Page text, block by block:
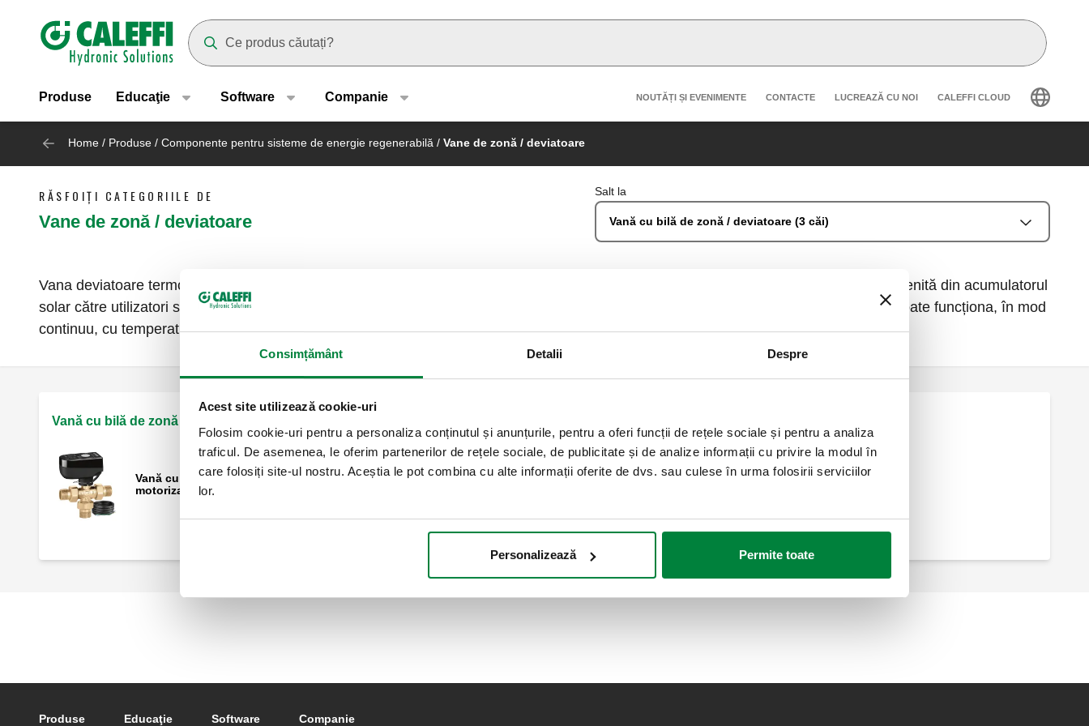
Consimțământ Detalii Despre
Acest site utilizează cookie-uri
Folosim cookie-uri pentru a personaliza conținutul și anunțurile, pentru a oferi funcții de rețele sociale și pentru a analiza
traficul. De asemenea, le oferim partenerilor de rețele sociale, de publicitate și de analize informații cu privire la modul în
care folosiți site-ul nostru. Aceștia le pot combina cu alte informații oferite de dvs. sau culese în urma folosirii serviciilor
lor.
Personalizează Permite toate
Header main navigation
Produse Educaţie Software Companie Header secondary navigation
NOUTĂȚI ȘI EVENIMENTE CONTACTE LUCREAZĂ CU NOI CALEFFI CLOUD
Home / Produse / Componente pentru sisteme de energie regenerabilă / Vane de zonă / deviatoare
RĂSFOIȚI CATEGORIILE DE
Vane de zonă / deviatoare
Salt la
Vană cu bilă de zonă / deviatoare (3 căi)
Vana deviatoare termostatică se folosește în instalațiile solare pentru producerea apei calde menajere. Are funcția de a devia apa provenită din acumulatorul
solar către utilizatori sau către un acumulator pentru completare, în funcție de temperatura setată. Această vană deviatoare specială poate funcționa, în mod
continuu, cu temperaturi ridicate ale apei calde în intrare, provenite de la rezervorul de acumulare solar.
Vană cu bilă de zonă / deviatoare (3 căi)
Vană cu bilă, cu trei căi, deviatoare,
motorizată.
Produse Educaţie Software Companie